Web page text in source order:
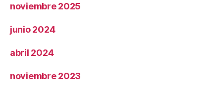
noviembre 2025
junio 2024
abril 2024
noviembre 2023